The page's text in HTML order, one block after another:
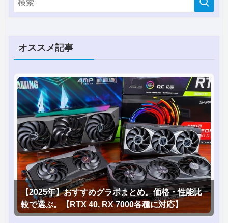
オススメ記事
【2025年】おすすめグラボまとめ。価格・性能比
較で選ぶ。【RTX 40, RX 7000各種に対応】